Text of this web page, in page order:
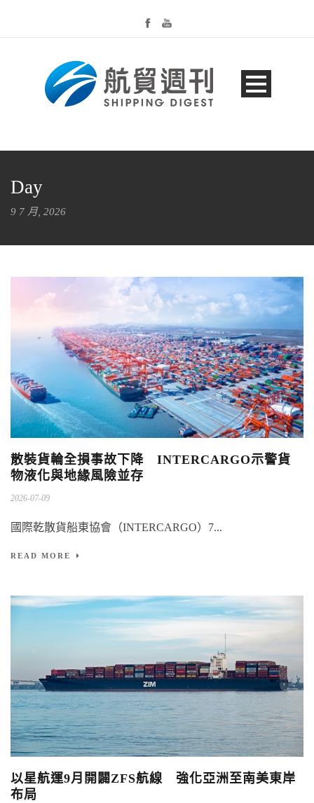
Day
9 7 月, 2026
散裝貨輪全損事故下降 INTERCARGO示警貨
物液化與地緣風險並存
2026-07-09
國際乾散貨船東協會（INTERCARGO）7...
READ MORE
以星航運9月開闢ZFS航線 強化亞洲至南美東岸
布局